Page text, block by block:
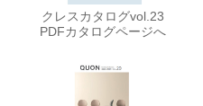
クレスカタログvol.23
PDFカタログページへ